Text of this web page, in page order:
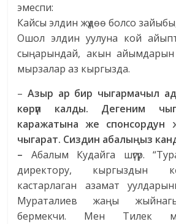
эмеспи:
Кайсы элдин жүдөө болсо
Ошол элдин уулуна кой
сыңарындай, акын
мырзалар аз кыргызда.
–Азыр ар бир чыгармачыл
көрүп калды. Дегеним
каражатына же спонсордун
чыгарат. Сиздин абалыңыз
– Абалым Кудайга шүгүр.
директору, кыргыздын
кастарлаган азамат
Мураталиев жаңы
бермекчи. Мен Тилек